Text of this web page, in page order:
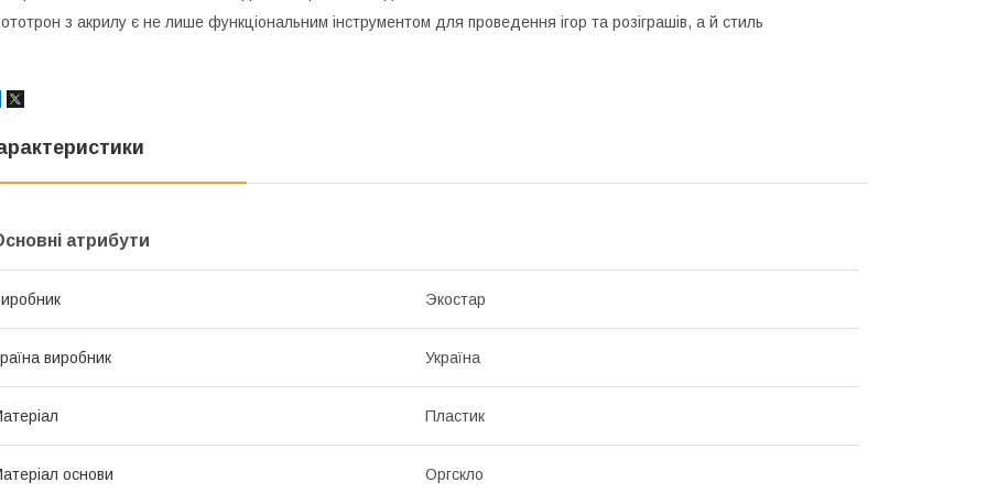
з акрилу є не лише функціональним інструментом для проведення ігор та розіграшів, а й стиль
атрибути
Экостар
виробник Україна
Пластик
основи Оргскло